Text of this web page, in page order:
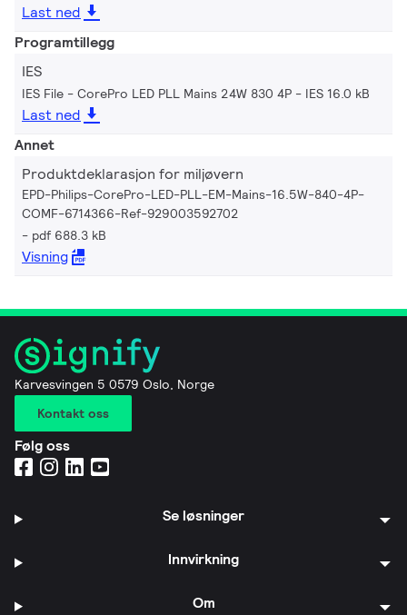
Last ned
Programtillegg
IES
IES File - CorePro LED PLL Mains 24W 830 4P IES 16.0 kB
Last ned
Annet
Produktdeklarasjon for miljøvern
EPD-Philips-CorePro-LED-PLL-EM-Mains-16.5W-840-4P-
COMF-6714366-Ref-929003592702
pdf 688.3 kB
Visning
Karvesvingen 5 0579 Oslo, Norge
Kontakt oss
Følg oss
Se løsninger
Innvirkning
Om